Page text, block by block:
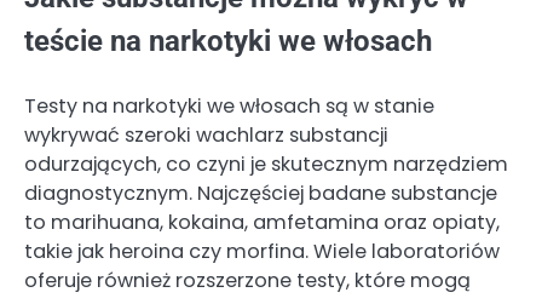
teście na narkotyki we włosach
Testy na narkotyki we włosach są w stanie
wykrywać szeroki wachlarz substancji
odurzających, co czyni je skutecznym narzędziem
diagnostycznym. Najczęściej badane substancje
to marihuana, kokaina, amfetamina oraz opiaty,
takie jak heroina czy morfina. Wiele laboratoriów
oferuje również rozszerzone testy, które mogą